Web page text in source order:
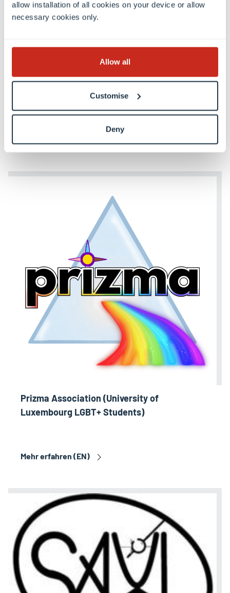
allow installation of all cookies on your device or allow
necessary cookies only.
Allow all
Customise
Deny
ISCB RSG Luxembourg
Prizma Association (University of
Luxembourg LGBT+ Students)
Mehr erfahren (EN)